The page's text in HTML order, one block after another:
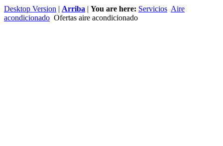
Desktop Version | Arriba | You are here: Servicios Aire
acondicionado Ofertas aire acondicionado